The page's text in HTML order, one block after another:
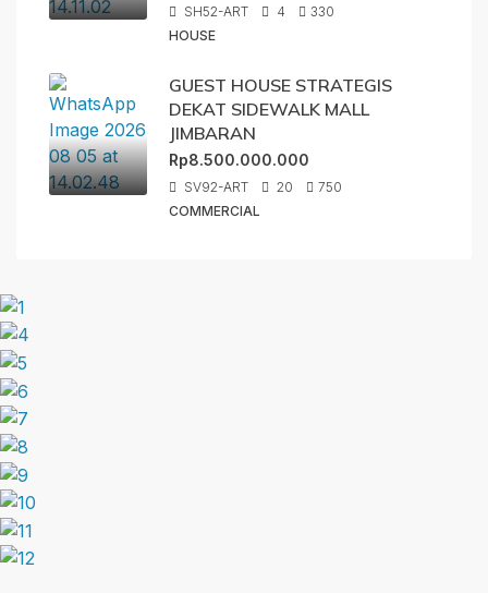
SH52-ART 4
330
HOUSE
GUEST HOUSE STRATEGIS
DEKAT SIDEWALK MALL
JIMBARAN
Rp8.500.000.000
SV92-ART 20
750
COMMERCIAL